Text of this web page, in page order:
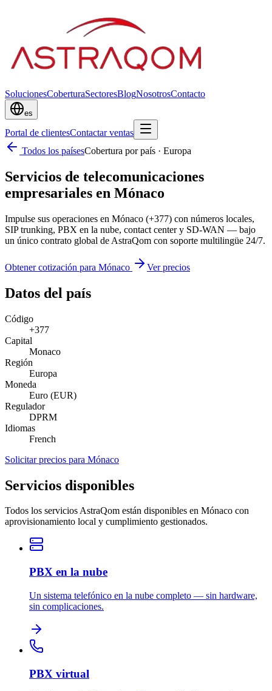
SolucionesCoberturaSectoresBlogNosotrosContacto
es
Portal de clientesContactar ventas
Todos los paísesCobertura por país · Europa
Servicios de telecomunicaciones
empresariales en Mónaco
Impulse sus operaciones en Mónaco (+377) con números locales,
SIP trunking, PBX en la nube, contact center y SD-WAN — bajo
un único contrato global de AstraQom con soporte multilingüe 24/7.
Obtener cotización para Mónaco Ver precios
Datos del país
Código
+377
Capital
Monaco
Región
Europa
Moneda
Euro (EUR)
Regulador
DPRM
Idiomas
French
Solicitar precios para Mónaco
Servicios disponibles
Todos los servicios AstraQom están disponibles en Mónaco con
aprovisionamiento local y cumplimiento gestionados.
PBX en la nube
Un sistema telefónico en la nube completo — sin hardware,
sin complicaciones.
PBX virtual